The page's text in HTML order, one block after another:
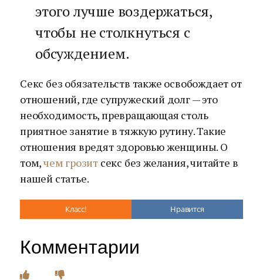
этого лучше воздержаться,
чтобы не столкнуться с
обсуждением.
Секс без обязательств также освобождает от
отношений, где супружеский долг — это
необходимость, превращающая столь
приятное занятие в тяжкую рутину. Такие
отношения вредят здоровью женщины. О
том,чем грозит секс без желания, читайте в
нашей статье.
Класс! Нравится
Комментарии